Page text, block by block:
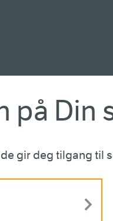
på Din
gir deg tilgang til